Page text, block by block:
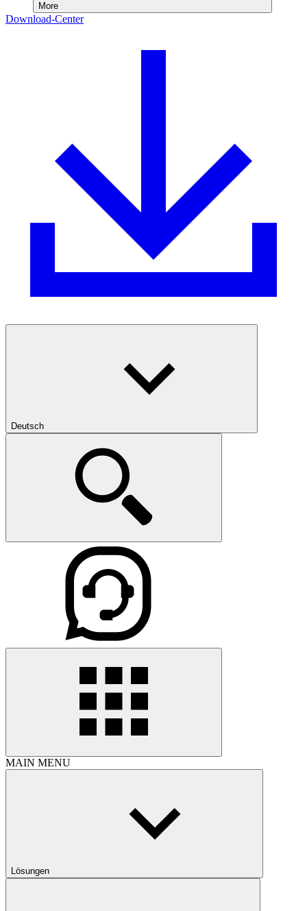
More
Download-Center
Deutsch
MAIN MENU
Lösungen